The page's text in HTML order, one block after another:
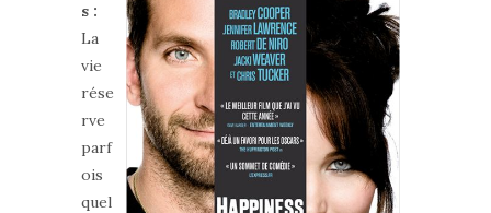
s :
La
vie
rése
rve
parf
ois
quel